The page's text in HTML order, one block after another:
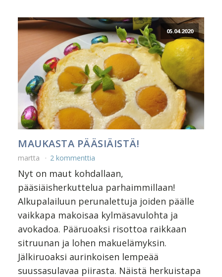
05.04.2020
MAUKASTA PÄÄSIÄISTÄ!
martta 2 kommenttia
Nyt on maut kohdallaan,
pääsiäisherkuttelua parhaimmillaan!
Alkupalailuun perunalettuja joiden päälle
vaikkapa makoisaa kylmäsavulohta ja
avokadoa. Pääruoaksi risottoa raikkaan
sitruunan ja lohen makuelämyksin.
Jälkiruoaksi aurinkoisen lempeää
suussasulavaa piirasta. Näistä herkuistapa